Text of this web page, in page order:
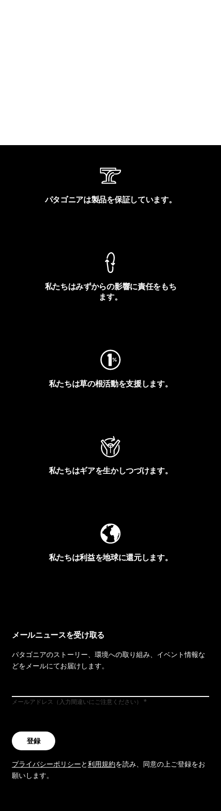
パタゴニアは製品を保証しています。
私たちはみずからの影響に責任をもち
ます。
私たちは草の根活動を支援します。
私たちはギアを生かしつづけます。
私たちは利益を地球に還元します。
メールニュースを受け取る
パタゴニアのストーリー、環境への取り組み、イベント情報な
どをメールにてお届けします。
メールアドレス（入力間違いにご注意ください）
登録
プライバシーポリシーと利用規約を読み、同意の上ご登録をお
願いします。